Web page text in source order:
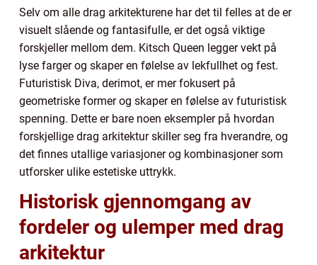
Selv om alle drag arkitekturene har det til felles at de er
visuelt slående og fantasifulle, er det også viktige
forskjeller mellom dem. Kitsch Queen legger vekt på
lyse farger og skaper en følelse av lekfullhet og fest.
Futuristisk Diva, derimot, er mer fokusert på
geometriske former og skaper en følelse av futuristisk
spenning. Dette er bare noen eksempler på hvordan
forskjellige drag arkitektur skiller seg fra hverandre, og
det finnes utallige variasjoner og kombinasjoner som
utforsker ulike estetiske uttrykk.
Historisk gjennomgang av
fordeler og ulemper med drag
arkitektur